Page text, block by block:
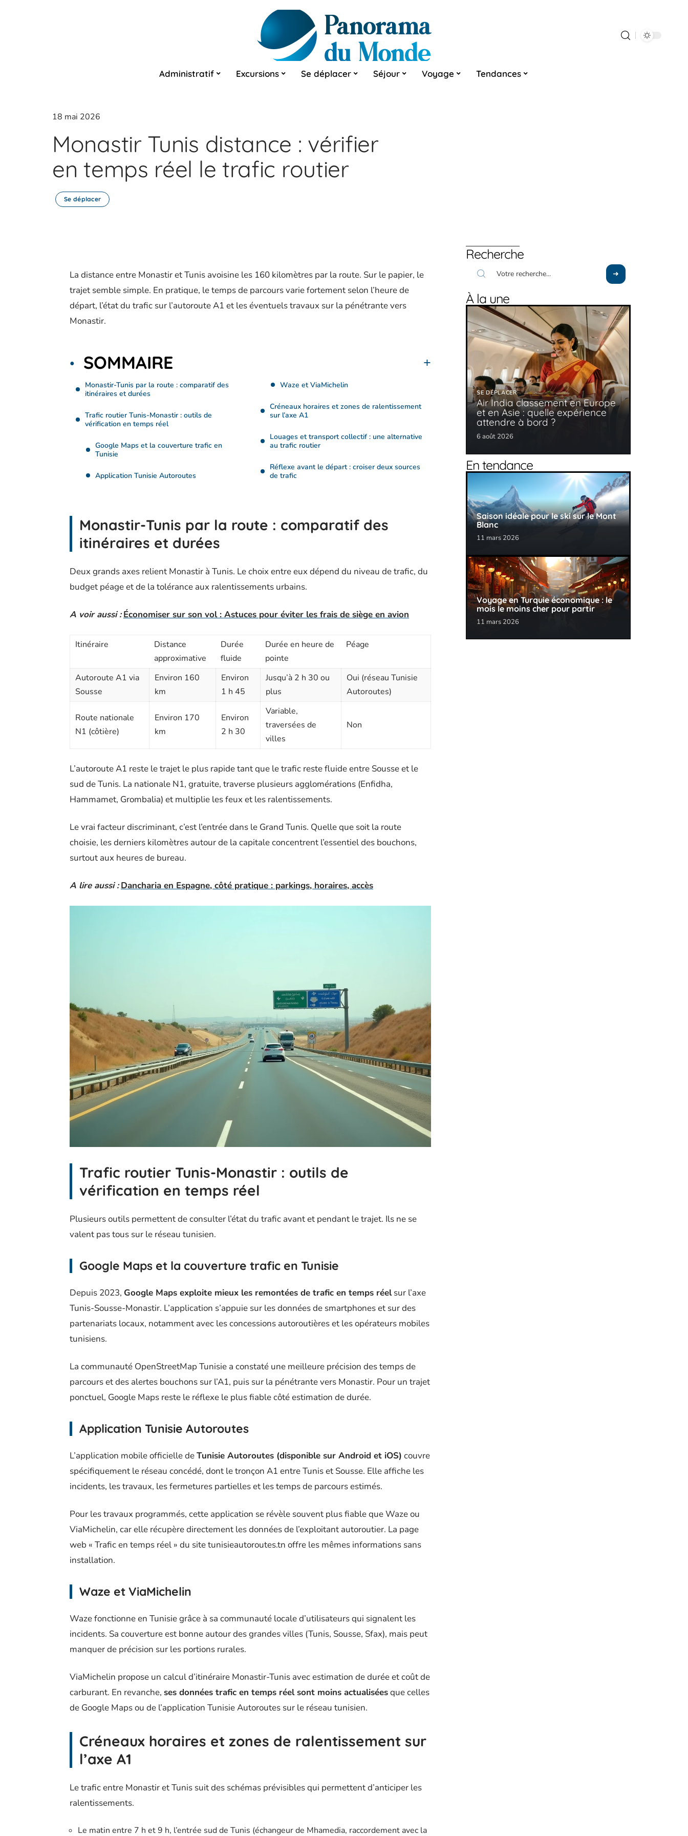
Administratif Excursions Se déplacer Séjour Voyage Tendances
18 mai 2026
Monastir Tunis distance : vérifier
en temps réel le trafic routier
Se déplacer
La distance entre Monastir et Tunis avoisine les 160 kilomètres par la route. Sur le papier, le
trajet semble simple. En pratique, le temps de parcours varie fortement selon l’heure de
départ, l’état du trafic sur l’autoroute A1 et les éventuels travaux sur la pénétrante vers
Monastir.
SOMMAIRE
Monastir-Tunis par la route : comparatif des
itinéraires et durées
Trafic routier Tunis-Monastir : outils de
vérification en temps réel
Google Maps et la couverture trafic en
Tunisie
Application Tunisie Autoroutes
Waze et ViaMichelin
Créneaux horaires et zones de ralentissement
sur l’axe A1
Louages et transport collectif : une alternative
au trafic routier
Réflexe avant le départ : croiser deux sources
de trafic
Monastir-Tunis par la route : comparatif des
itinéraires et durées
Deux grands axes relient Monastir à Tunis. Le choix entre eux dépend du niveau de trafic, du
budget péage et de la tolérance aux ralentissements urbains.
A voir aussi : Économiser sur son vol : Astuces pour éviter les frais de siège en avion
Itinéraire
Distance
approximative
Durée
fluide
Durée en heure de
pointe
Péage
Autoroute A1 via
Sousse
Environ 160
km
Environ
1 h 45
Jusqu’à 2 h 30 ou
plus
Oui (réseau Tunisie
Autoroutes)
Route nationale
N1 (côtière)
Environ 170
km
Environ
2 h 30
Variable,
traversées de
villes
Non
L’autoroute A1 reste le trajet le plus rapide tant que le trafic reste fluide entre Sousse et le
sud de Tunis. La nationale N1, gratuite, traverse plusieurs agglomérations (Enfidha,
Hammamet, Grombalia) et multiplie les feux et les ralentissements.
Le vrai facteur discriminant, c’est l’entrée dans le Grand Tunis. Quelle que soit la route
choisie, les derniers kilomètres autour de la capitale concentrent l’essentiel des bouchons,
surtout aux heures de bureau.
A lire aussi : Dancharia en Espagne, côté pratique : parkings, horaires, accès
Trafic routier Tunis-Monastir : outils de
vérification en temps réel
Plusieurs outils permettent de consulter l’état du trafic avant et pendant le trajet. Ils ne se
valent pas tous sur le réseau tunisien.
Google Maps et la couverture trafic en Tunisie
Depuis 2023, Google Maps exploite mieux les remontées de trafic en temps réelsur l’axe
Tunis-Sousse-Monastir. L’application s’appuie sur les données de smartphones et sur des
partenariats locaux, notamment avec les concessions autoroutières et les opérateurs mobiles
tunisiens.
La communauté OpenStreetMap Tunisie a constaté une meilleure précision des temps de
parcours et des alertes bouchons sur l’A1, puis sur la pénétrante vers Monastir. Pour un trajet
ponctuel, Google Maps reste le réflexe le plus fiable côté estimation de durée.
Application Tunisie Autoroutes
L’application mobile officielle deTunisie Autoroutes (disponible sur Android et iOS) couvre
spécifiquement le réseau concédé, dont le tronçon A1 entre Tunis et Sousse. Elle affiche les
incidents, les travaux, les fermetures partielles et les temps de parcours estimés.
Pour les travaux programmés, cette application se révèle souvent plus fiable que Waze ou
ViaMichelin, car elle récupère directement les données de l’exploitant autoroutier. La page
web « Trafic en temps réel » du site tunisieautoroutes.tn offre les mêmes informations sans
installation.
Waze et ViaMichelin
Waze fonctionne en Tunisie grâce à sa communauté locale d’utilisateurs qui signalent les
incidents. Sa couverture est bonne autour des grandes villes (Tunis, Sousse, Sfax), mais peut
manquer de précision sur les portions rurales.
ViaMichelin propose un calcul d’itinéraire Monastir-Tunis avec estimation de durée et coût de
carburant. En revanche, ses données trafic en temps réel sont moins actualiséesque celles
de Google Maps ou de l’application Tunisie Autoroutes sur le réseau tunisien.
Créneaux horaires et zones de ralentissement sur
l’axe A1
Le trafic entre Monastir et Tunis suit des schémas prévisibles qui permettent d’anticiper les
ralentissements.
Le matin entre 7 h et 9 h, l’entrée sud de Tunis (échangeur de Mhamedia, raccordement avec la
Recherche
À la une
SE DÉPLACER
Air India classement en Europe
et en Asie : quelle expérience
attendre à bord ?
6 août 2026
En tendance
Saison idéale pour le ski sur le Mont
Blanc
11 mars 2026
Voyage en Turquie économique : le
mois le moins cher pour partir
11 mars 2026